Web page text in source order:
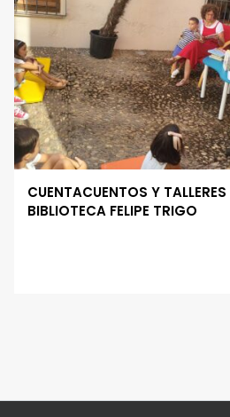
CUENTACUENTOS Y
BIBLIOTECA FELIPE TRIGO